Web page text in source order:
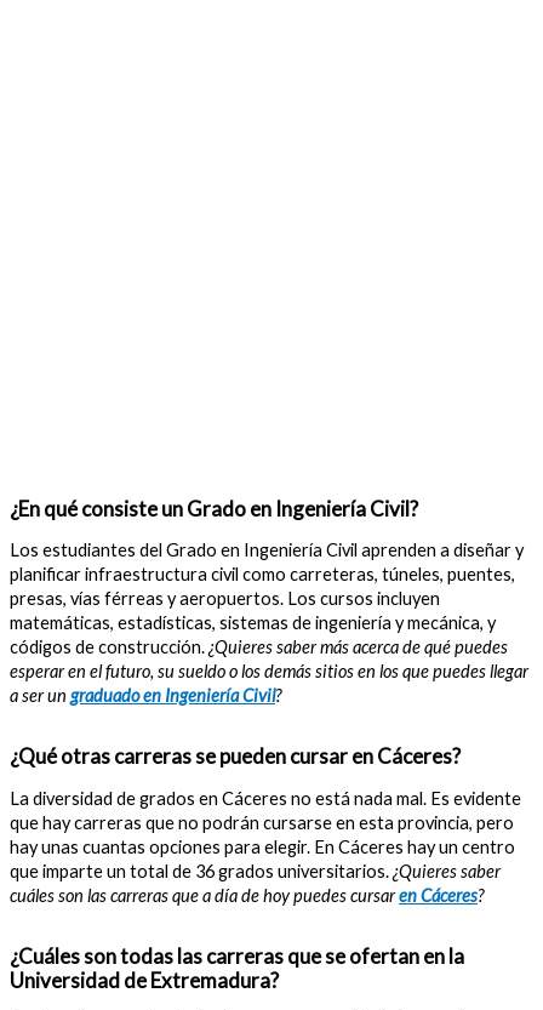
¿En qué consiste un Grado en Ingeniería Civil?
Los estudiantes del Grado en Ingeniería Civil aprenden a diseñar y
planificar infraestructura civil como carreteras, túneles, puentes,
presas, vías férreas y aeropuertos. Los cursos incluyen
matemáticas, estadísticas, sistemas de ingeniería y mecánica, y
códigos de construcción.¿Quieres saber más acerca de qué puedes
esperar en el futuro, su sueldo o los demás sitios en los que puedes llegar
a ser un graduado en Ingeniería Civil?
¿Qué otras carreras se pueden cursar en Cáceres?
La diversidad de grados en Cáceres no está nada mal. Es evidente
que hay carreras que no podrán cursarse en esta provincia, pero
hay unas cuantas opciones para elegir. En Cáceres hay un centro
que imparte un total de 36 grados universitarios.¿Quieres saber
cuáles son las carreras que a día de hoy puedes cursaren Cáceres?
¿Cuáles son todas las carreras que se ofertan en la
Universidad de Extremadura?